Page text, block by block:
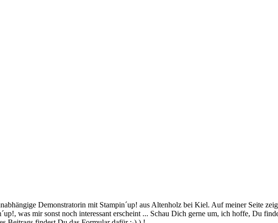
Demonstratorin mit Stampin´up! aus Altenholz bei Kiel. Auf meiner Seite
was mir sonst noch interessant erscheint ... Schau Dich gerne um, ich hoffe, Du